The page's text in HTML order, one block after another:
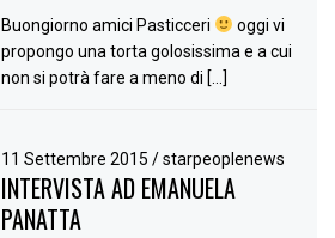
Buongiorno amici Pasticceri
oggi vi
propongo una torta golosissima e a cui
non si potrà fare a meno di […]
11 Settembre 2015/ starpeoplenews
INTERVISTA AD EMANUELA
PANATTA